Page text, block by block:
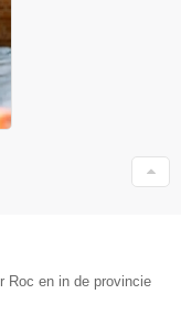
Roc en in de provincie